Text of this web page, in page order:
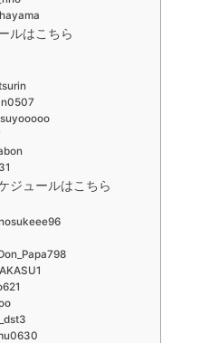
ルはこちら
ジュールはこちら